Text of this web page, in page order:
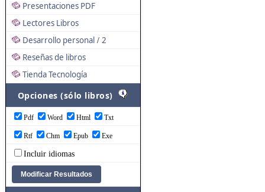
Presentaciones PDF
Lectores Libros
Desarrollo personal / 2
Reseñas de libros
Tienda Tecnología
Opciones (sólo libros)
Pdf Word Html Txt
Rtf Chm Epub Exe
Incluir idiomas